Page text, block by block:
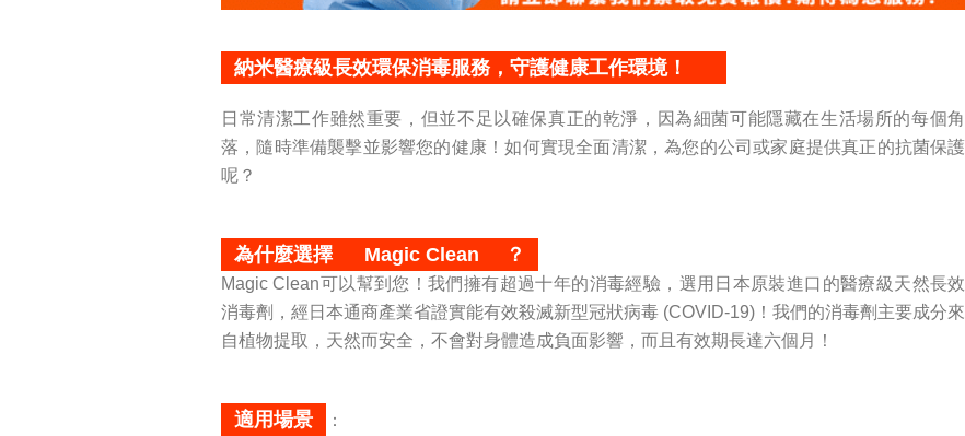
納米醫療級長效環保消毒服務，守護健康工作環境！
日常清潔工作雖然重要，但並不足以確保真正的乾淨，因為細菌可能隱藏在生活場所的每個角
落，隨時準備襲擊並影響您的健康！如何實現全面清潔，為您的公司或家庭提供真正的抗菌保護
呢？
為什麼選擇 Magic Clean ？
Magic Clean可以幫到您！我們擁有超過十年的消毒經驗，選用日本原裝進口的醫療級天然長效
消毒劑，經日本通商產業省證實能有效殺滅新型冠狀病毒 (COVID-19)！我們的消毒劑主要成分來
自植物提取，天然而安全，不會對身體造成負面影響，而且有效期長達六個月！
適用場景
：